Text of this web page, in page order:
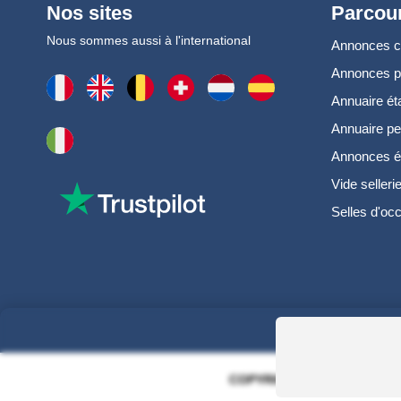
Nos sites
Nous sommes aussi à l'international
Annonces
Annonces
Annuaire
Annuaire
Annonces
Vide sellerie
Selles
COPYRIGHT 2006 - 2025 -